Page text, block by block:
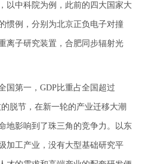
以中科院为例，此前的四大国家大
惯例，分别为北京正负电子对撞
离子研究装置，合肥同步辐射光
第一，GDP比重占全国超过
脱节，在新一轮的产业迁移大潮
地影响到了珠三角的竞争力。以东
加工产业，没有大型基础研究平